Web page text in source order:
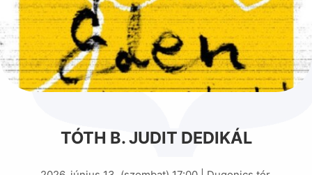
TÓTH B. JUDIT DEDIKÁL